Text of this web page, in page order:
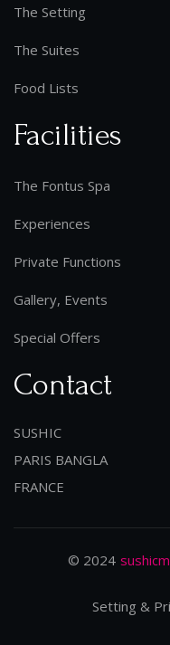
The Setting
The Suites
Food Lists
Facilities
The Fontus Spa
Experiences
Private Functions
Gallery, Events
Special Offers
Contact
SUSHIC
PARIS BANGLA
FRANCE
© 2024
Setting &